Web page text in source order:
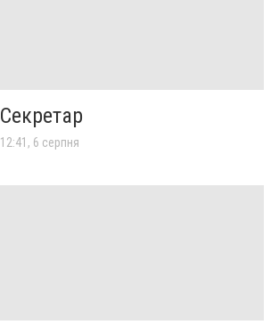
Секретар
12:41, 6 серпня